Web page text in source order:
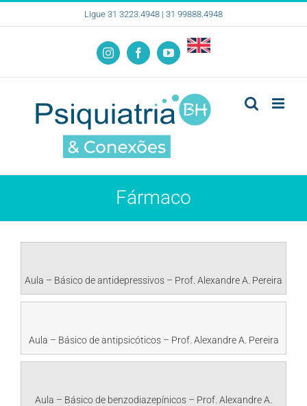
Ligue 31 3223.4948 | 31 99888.4948
InstagramFacebookYouTube
English
Fármaco
Aula – Básico de antidepressivos – Prof. Alexandre A. Pereira
Aula – Básico de antipsicóticos – Prof. Alexandre A. Pereira
Aula – Básico de benzodiazepínicos – Prof. Alexandre A.